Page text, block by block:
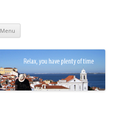
Menu Skip
content